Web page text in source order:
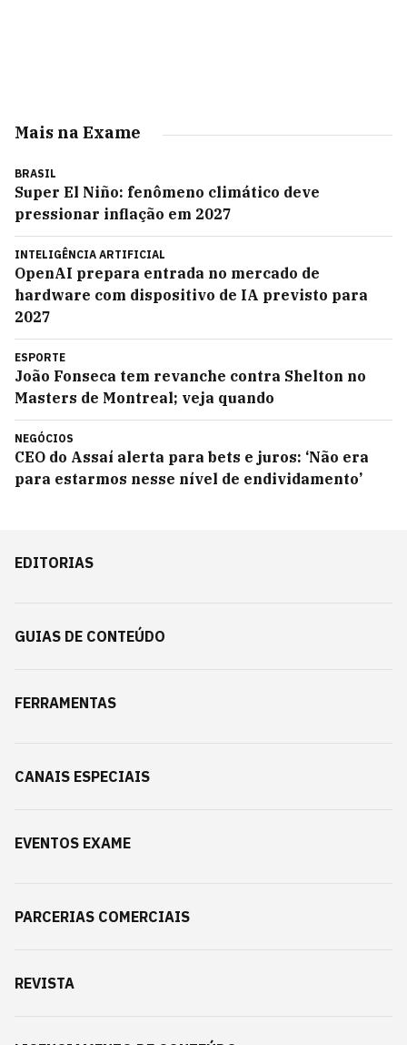
Mais na Exame
BRASIL
Super El Niño: fenômeno climático deve
pressionar inflação em 2027
INTELIGÊNCIA ARTIFICIAL
OpenAI prepara entrada no mercado de
hardware com dispositivo de IA previsto para
2027
ESPORTE
João Fonseca tem revanche contra Shelton no
Masters de Montreal; veja quando
NEGÓCIOS
CEO do Assaí alerta para bets e juros: ‘Não era
para estarmos nesse nível de endividamento’
EDITORIAS
GUIAS DE CONTEÚDO
FERRAMENTAS
CANAIS ESPECIAIS
EVENTOS EXAME
PARCERIAS COMERCIAIS
REVISTA